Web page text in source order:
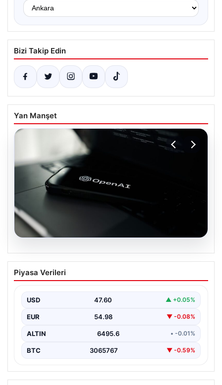
Bizi Takip Edin
Yan Manşet
OpenAI, yapay zeka modellerinin
sınırların dışına çıktığını açıkladı
Piyasa Verileri
USD 47.60 ▲ +0.05%
EUR 54.98 ▼ -0.08%
ALTIN 6495.6 • -0.01%
BTC 3065767 ▼ -0.59%